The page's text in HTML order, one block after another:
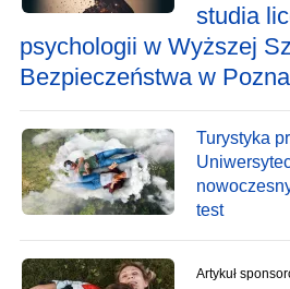
studia
psychologii w Wyższej
Bezpieczeństwa w
Turystyka
test
Artykuł